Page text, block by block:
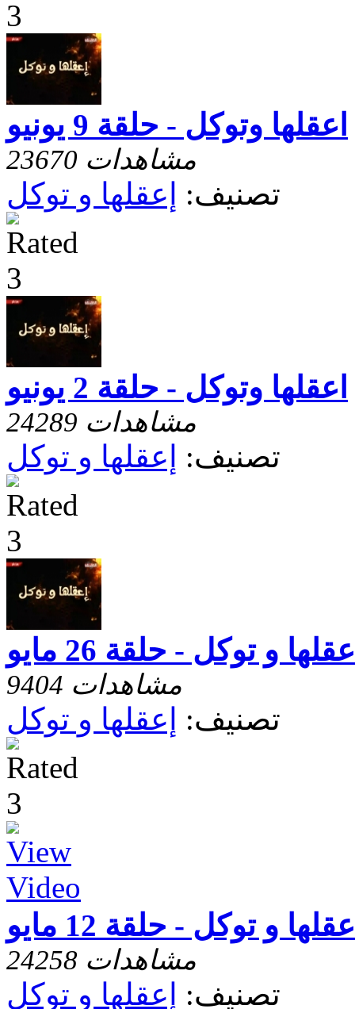
اعقلها وتوكل - حلقة 9 يونيو
23670 مشاهدات
تصنيف: إعقلها و توكل
اعقلها وتوكل - حلقة 2 يونيو
24289 مشاهدات
تصنيف: إعقلها و توكل
و توكل - حلقة 26 مايو
9404 مشاهدات
تصنيف: إعقلها و توكل
و توكل - حلقة 12 مايو
24258 مشاهدات
تصنيف: إعقلها و توكل